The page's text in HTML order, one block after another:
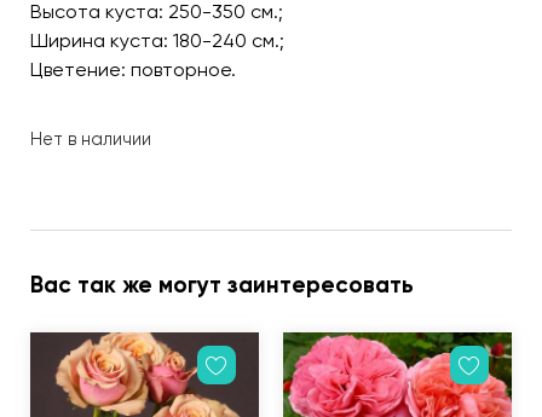
Высота куста: 250-350 см.;
Ширина куста: 180-240 см.;
Цветение: повторное.
Нет в наличии
Вас так же могут заинтересовать